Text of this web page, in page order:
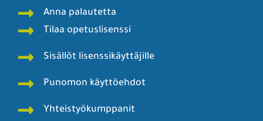
Anna palautetta
Tilaa opetuslisenssi
Sisällöt lisenssikäyttäjille
Punomon käyttöehdot
Yhteistyökumppanit